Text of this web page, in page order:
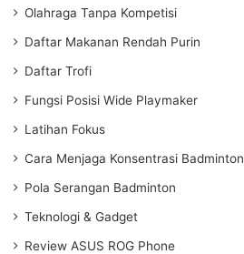
Olahraga Tanpa Kompetisi
Daftar Makanan Rendah Purin
Daftar Trofi
Fungsi Posisi Wide Playmaker
Latihan Fokus
Cara Menjaga Konsentrasi Badminton
Pola Serangan Badminton
Teknologi & Gadget
Review ASUS ROG Phone